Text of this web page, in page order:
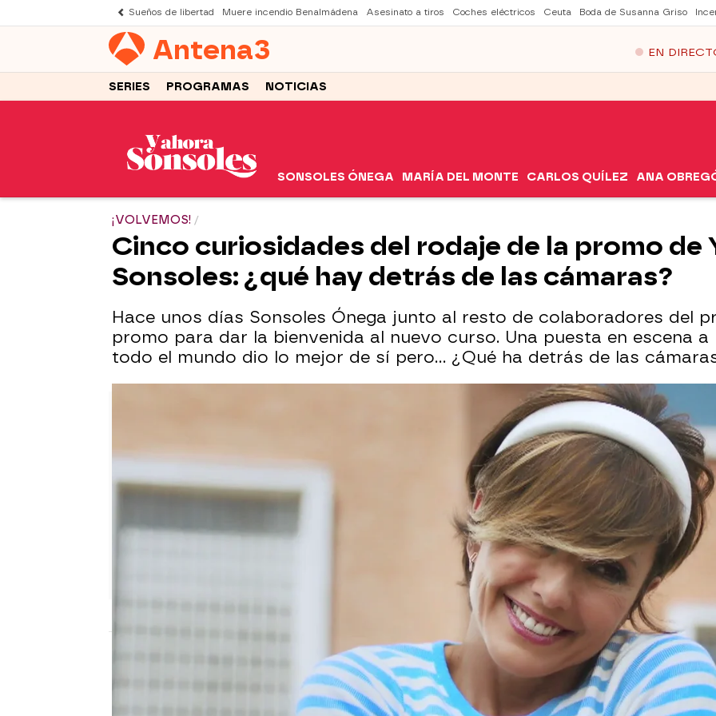
Sueños de libertad Muere incendio Benalmádena Asesinato a tiros Coches eléctricos Ceuta Boda de Susanna Griso
Antena3 EN
SERIES PROGRAMAS NOTICIAS
SONSOLES ÓNEGA MARÍA DEL MONTE CARLOS QUÍLEZ ANA
¡VOLVEMOS!
Cinco curiosidades del rodaje de la promo de
Sonsoles: ¿qué hay detrás de las cámaras?
Hace unos días Sonsoles Ónega junto al resto de colaboradores del
promo para dar la bienvenida al nuevo curso. Una puesta en escena
todo el mundo dio lo mejor de sí pero... ¿Qué ha detrás de las
23 de agosto de 2025, 18:00 WhatsappFacebook
X